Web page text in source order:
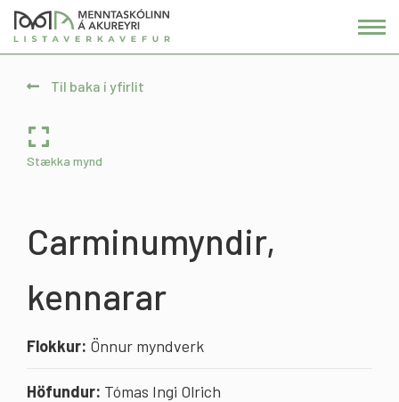
Fara
í
Til baka í yfirlit
Stækka mynd
Carminumyndir,
kennarar
Flokkur: Önnur myndverk
Höfundur: Tómas Ingi Olrich